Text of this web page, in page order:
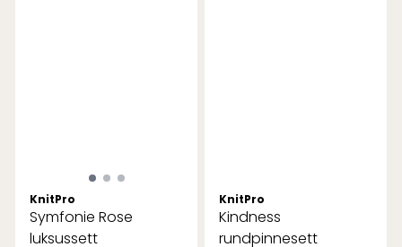
KnitPro
Symfonie Rose
luksussett
KnitPro
Kindness
rundpinnesett